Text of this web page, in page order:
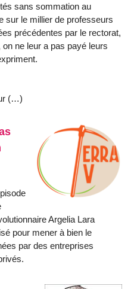
sans sommation au
sur le millier de professeurs
précédentes par le rectorat,
ne leur a pas payé leurs
(…)
Argelia Lara
pour mener à bien le
par des entreprises